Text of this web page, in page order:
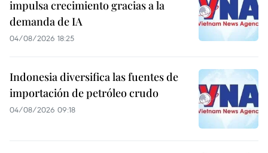
impulsa crecimiento gracias a la
demanda de IA
04/08/2026 18:25
Indonesia diversifica las fuentes de
importación de petróleo crudo
04/08/2026 09:18